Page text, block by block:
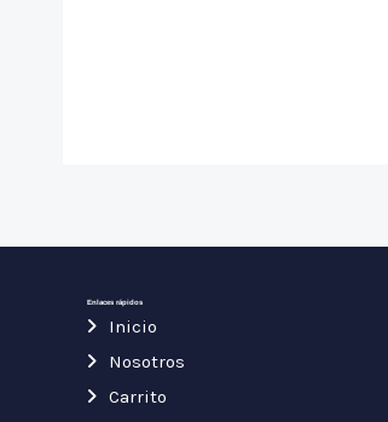
Enlaces rápidos
Inicio
Nosotros
Carrito